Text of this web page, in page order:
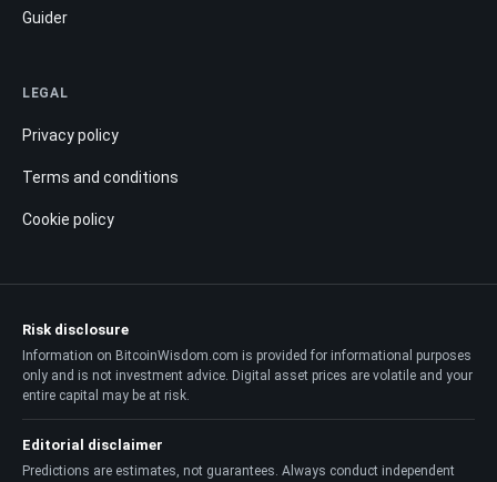
Guider
LEGAL
Privacy policy
Terms and conditions
Cookie policy
Risk disclosure
Information on BitcoinWisdom.com is provided for informational purposes
only and is not investment advice. Digital asset prices are volatile and your
entire capital may be at risk.
Editorial disclaimer
Predictions are estimates, not guarantees. Always conduct independent